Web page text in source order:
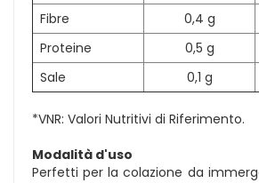
Fibre 0,4 g
Proteine
0,5 g
Sale
0,1 g
*VNR: Valori Nutritivi di Riferimento.
Modalità d'uso
Perfetti per la colazione da